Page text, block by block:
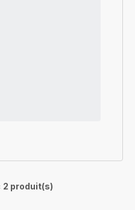
2 produit(s)